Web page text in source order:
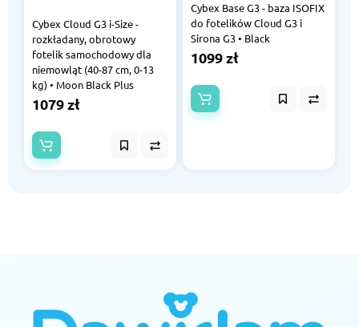
Cybex Cloud G3 i-Size -
rozkładany, obrotowy
fotelik samochodowy dla
niemowląt (40-87 cm, 0-13
kg) • Moon Black Plus
1079 zł
Cybex Base G3 - baza ISOFIX
do fotelików Cloud G3 i
Sirona G3 • Black
1099 zł